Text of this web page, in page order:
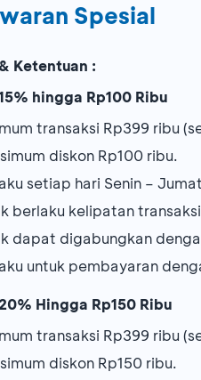
Spesial
Ketentuan :
hingga Rp100 Ribu
transaksi Rp399 ribu
diskon Rp100 ribu.
setiap hari Senin –
berlaku kelipatan
dapat digabungkan
untuk pembayaran
Hingga Rp150 Ribu
transaksi Rp399 ribu
diskon Rp150 ribu.